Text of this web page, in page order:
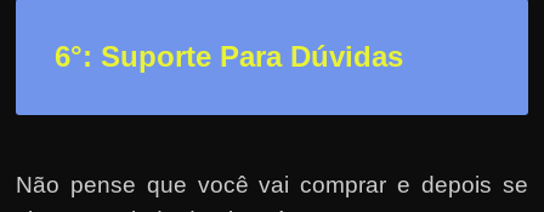
6°: Suporte Para Dúvidas
Não pense que você vai comprar e depois se